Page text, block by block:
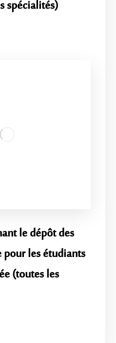
spécialités)
le dépôt des
pour les étudiants
(toutes les